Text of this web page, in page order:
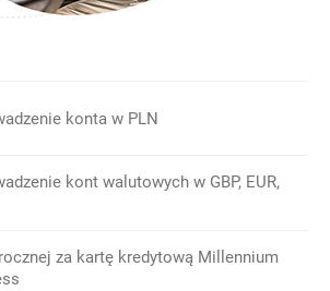
konta w PLN
kont walutowych w GBP, EUR,
za kartę kredytową Millennium